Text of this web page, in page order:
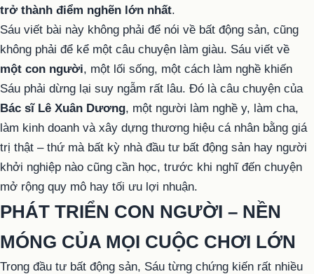
trở thành điểm nghẽn lớn nhất.
Sáu viết bài này không phải để nói về bất động sản, cũng
không phải để kể một câu chuyện làm giàu. Sáu viết về
một con người, một lối sống, một cách làm nghề khiến
Sáu phải dừng lại suy ngẫm rất lâu. Đó là câu chuyện của
Bác sĩ Lê Xuân Dương, một người làm nghề y, làm cha,
làm kinh doanh và xây dựng thương hiệu cá nhân bằng giá
trị thật – thứ mà bất kỳ nhà đầu tư bất động sản hay người
khởi nghiệp nào cũng cần học, trước khi nghĩ đến chuyện
mở rộng quy mô hay tối ưu lợi nhuận.
PHÁT TRIỂN CON NGƯỜI – NỀN
MÓNG CỦA MỌI CUỘC CHƠI LỚN
Trong đầu tư bất động sản, Sáu từng chứng kiến rất nhiều